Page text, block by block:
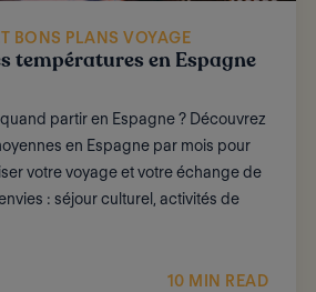
BONS PLANS VOYAGE
températures en Espagne
partir en Espagne ? Découvrez
en Espagne par mois pour
votre voyage et votre échange de
: séjour culturel, activités de
10 MIN READ